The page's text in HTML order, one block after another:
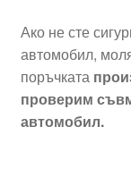
Ако не сте
автомобил,
поръчката
проверим
автомобил.